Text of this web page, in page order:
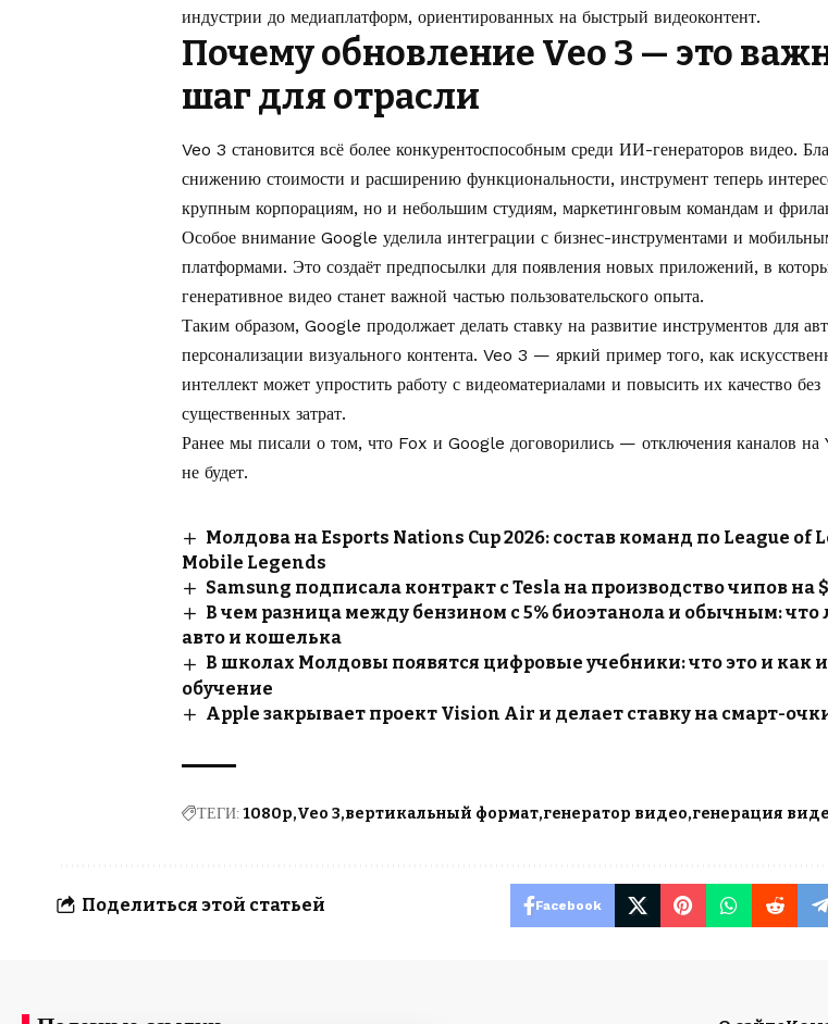
индустрии до медиаплатформ, ориентированных на быстрый видеоконтент.
Почему обновление Veo 3 — это
шаг для отрасли
Veo 3 становится всё более конкурентоспособным среди ИИ-генераторов видео.
снижению стоимости и расширению функциональности, инструмент теперь
крупным корпорациям, но и небольшим студиям, маркетинговым командам и
Особое внимание Google уделила интеграции с бизнес-инструментами и
платформами. Это создаёт предпосылки для появления новых приложений, в
генеративное видео станет важной частью пользовательского опыта.
Таким образом, Google продолжает делать ставку на развитие инструментов для
персонализации визуального контента. Veo 3 — яркий пример того, как
интеллект может упростить работу с видеоматериалами и повысить их качество без
существенных затрат.
Ранее мы писали о том, что Fox и Google договорились — отключения каналов
не будет.
Молдова на Esports Nations Cup 2026: состав команд по League of
Mobile Legends
Samsung подписала контракт с Tesla на производство чипов на
В чем разница между бензином с 5% биоэтанола и обычным: что
авто и кошелька
В школах Молдовы появятся цифровые учебники: что это и как
обучение
Apple закрывает проект Vision Air и делает ставку на смарт-
ТЕГИ:1080p Veo 3 вертикальный формат генератор видео генерация
Поделиться этой статьей Facebook